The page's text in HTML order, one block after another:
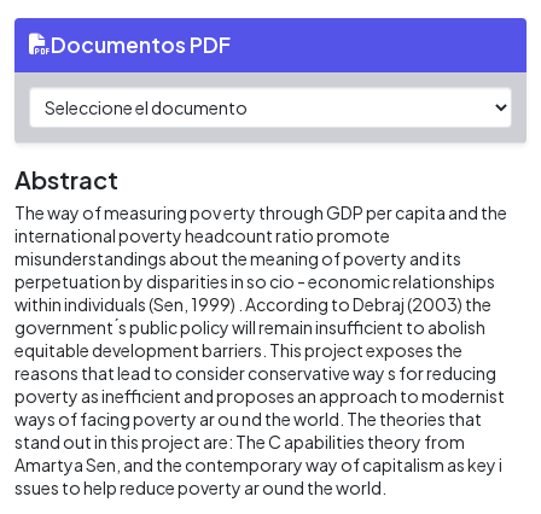
Documentos PDF
Abstract
The way of measuring pov erty through GDP per capita and the
international poverty headcount ratio promote
misunderstandings about the meaning of poverty and its
perpetuation by disparities in so cio - economic relationships
within individuals (Sen, 1999) . According to Debraj (2003) the
government ́s public policy will remain insufficient to abolish
equitable development barriers. This project exposes the
reasons that lead to consider conservative way s for reducing
poverty as inefficient and proposes an approach to modernist
ways of facing poverty ar ou nd the world. The theories that
stand out in this project are: The C apabilities theory from
Amartya Sen, and the contemporary way of capitalism as key i
ssues to help reduce poverty ar ound the world.